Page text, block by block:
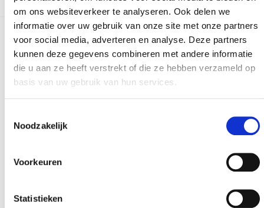
om ons websiteverkeer te analyseren. Ook delen we
informatie over uw gebruik van onze site met onze partners
voor social media, adverteren en analyse. Deze partners
kunnen deze gegevens combineren met andere informatie
die u aan ze heeft verstrekt of die ze hebben verzameld op
basis van uw gebruik van hun services.
Noodzakelijk
Voorkeuren
Statistieken
Meer realisaties